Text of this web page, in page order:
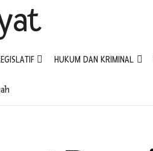
HUKUM DAN KRIMINAL